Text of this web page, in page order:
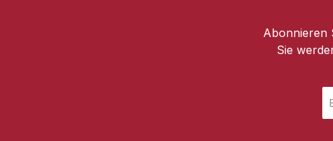
Abonnieren
Sie